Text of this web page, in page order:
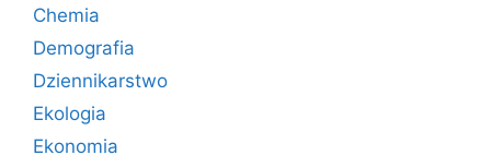
Chemia
Demografia
Dziennikarstwo
Ekologia
Ekonomia